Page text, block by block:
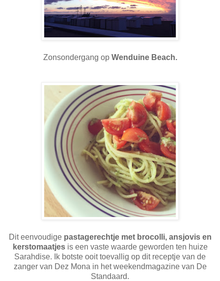
Zonsondergang op Wenduine Beach.
Dit eenvoudige pastagerechtje met brocolli, ansjovis en
kerstomaatjesis een vaste waarde geworden ten huize
Sarahdise. Ik botste ooit toevallig op dit receptje van de
zanger van Dez Mona in het weekendmagazine van De
Standaard.